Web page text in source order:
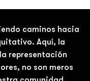
caminos hacia
Aquí, la
representación
no son meros